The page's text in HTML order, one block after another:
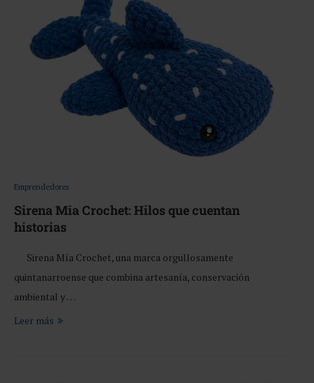
Emprendedores
Sirena Mia Crochet: Hilos que cuentan
historias
Sirena Mía Crochet, una marca orgullosamente
quintanarroense que combina artesanía, conservación
ambiental y …
Leer más